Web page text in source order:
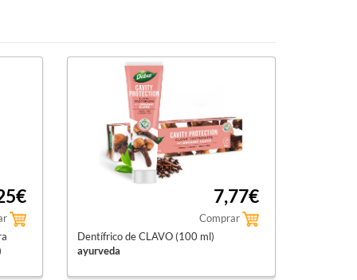
7,77€
Comprar
Dentífrico de CLAVO (100 ml)
ayurveda